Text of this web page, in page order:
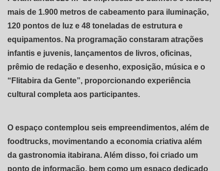
mais de 1.900 metros de cabeamento para iluminação,
120 pontos de luz e 48 toneladas de estrutura e
equipamentos. Na programação constaram atrações
infantis e juvenis, lançamentos de livros, oficinas,
prêmio de redação e desenho, exposição, música e o
“Flitabira da Gente”, proporcionando experiência
cultural completa aos participantes.
O espaço contemplou seis empreendimentos, além de
foodtrucks, movimentando a economia criativa além
da gastronomia itabirana. Além disso, foi criado um
ponto de informação, bem como um espaço dedicado